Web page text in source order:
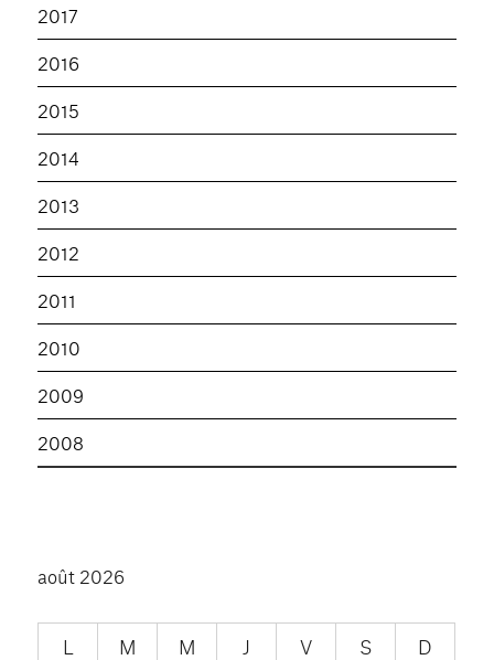
2017
2016
2015
2014
2013
2012
2011
2010
2009
2008
août 2026
L M M J V S
D